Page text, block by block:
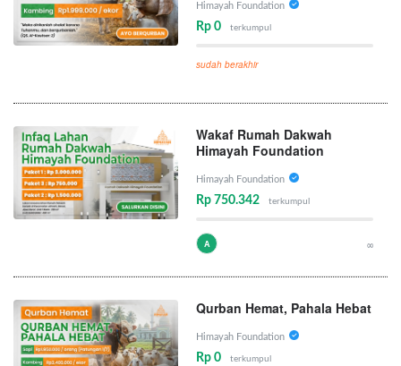
Himayah Foundation
Rp 0 terkumpul
sudah berakhir
Wakaf Rumah Dakwah
Himayah Foundation
Himayah Foundation
Rp 750.342 terkumpul
A ∞
Qurban Hemat, Pahala Hebat
Himayah Foundation
Rp 0 terkumpul